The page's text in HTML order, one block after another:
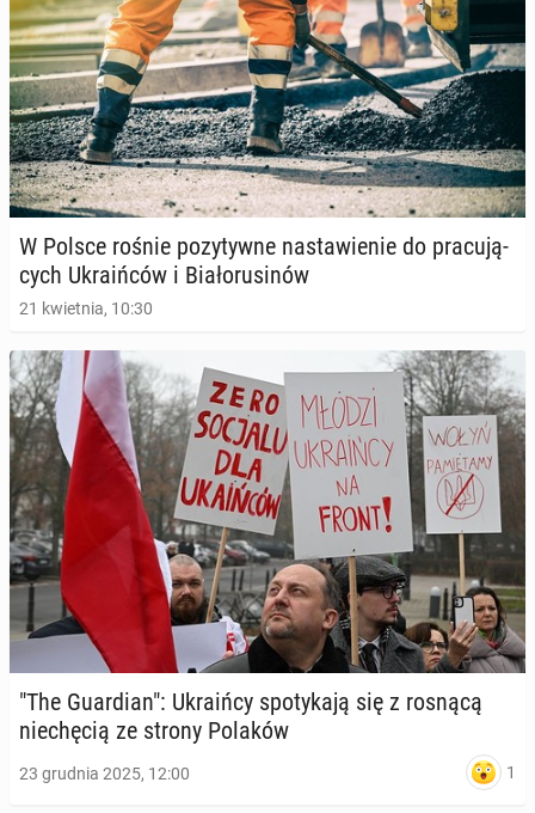
W Polsce rośnie po­zy­tyw­ne na­sta­wie­nie do pra­cu­ją­
cych Ukra­iń­ców i Bia­ło­ru­si­nów
21 kwietnia, 10:30
"The Gu­ar­dian": Ukra­iń­cy spo­ty­ka­ją się z rosnącą
nie­chę­cią ze strony Polaków
23 grudnia 2025, 12:00 1